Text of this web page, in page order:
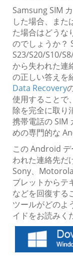
Samsung SIM
した場合、また
た場合はどうな
のでしょうか？
S23/S20/S10/
から失われた連
の正しい答えを
Data Recovery
使用することで
除を完全に取り
携帯電話の SIM
めの専門的な
この Android デ
われた連絡先だ
Sony、
ブレットからテ
などを回復す
ツールがどのよ
イドをお読みく